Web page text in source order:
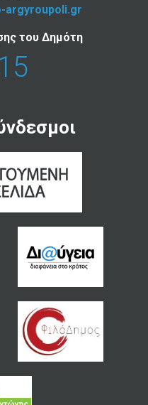
argyroupoli.gr
του Δημότη